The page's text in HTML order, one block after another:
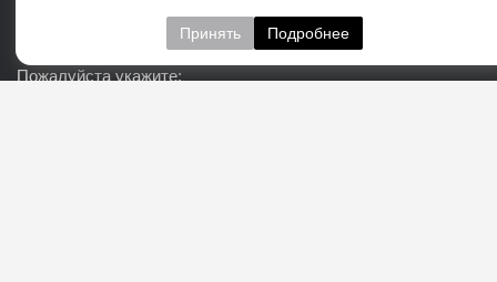
Пожалуйста укажите:
Принять Подробнее